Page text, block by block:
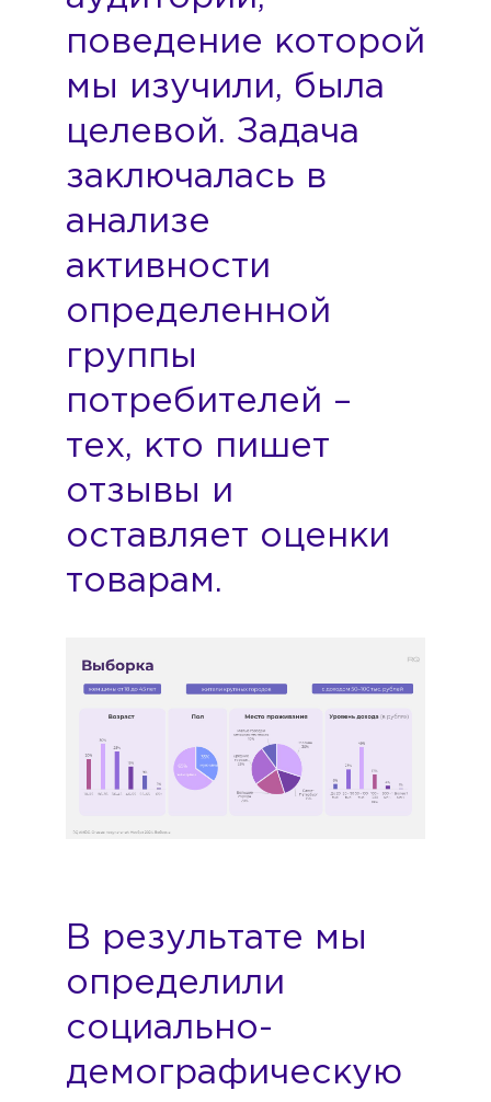
поведение которой
мы изучили, была
целевой. Задача
заключалась в
анализе
активности
определенной
группы
потребителей –
тех, кто пишет
отзывы и
оставляет оценки
товарам.
В результате мы
определили
социально-
демографическую